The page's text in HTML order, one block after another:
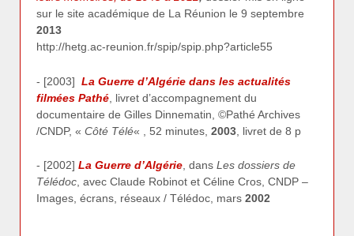
sur le site académique de La Réunion le 9 septembre
2013
http://hetg.ac-reunion.fr/spip/spip.php?article55
- [2003] La Guerre d’Algérie dans les actualités
filmées Pathé , livret d’accompagnement du
documentaire de Gilles Dinnematin, ©Pathé Archives
/CNDP, « Côté Télé« , 52 minutes, 2003 , livret de 8 p
- [2002] La Guerre d’Algérie, dans Les dossiers de
Télédoc, avec Claude Robinot et Céline Cros, CNDP –
Images, écrans, réseaux / Télédoc, mars 2002